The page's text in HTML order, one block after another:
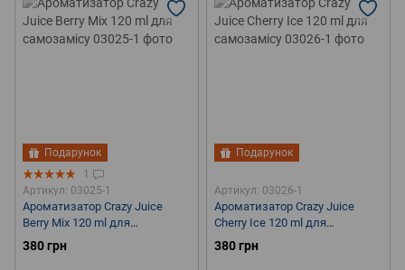
Подарунок
1
Артикул: 03025-1
Ароматизатор Crazy Juice
Berry Mix 120 ml для
самозамісу
380 грн
Подарунок
Артикул: 03026-1
Ароматизатор Crazy Juice
Cherry Ice 120 ml для
самозамісу
380 грн